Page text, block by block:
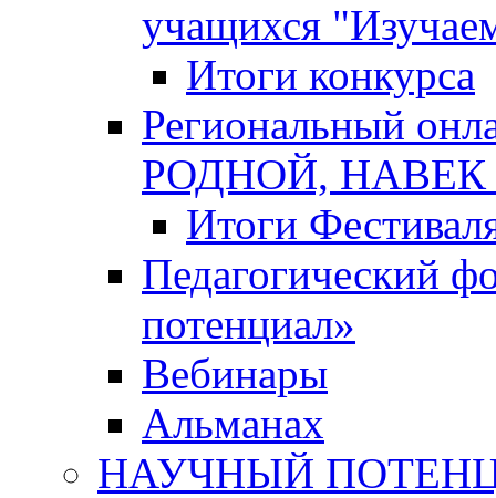
учащихся
Итоги конкурса
Региональный
РОДНОЙ,
Итоги
Педагогический
потенциал»
Вебинары
Альманах
НАУЧНЫЙ